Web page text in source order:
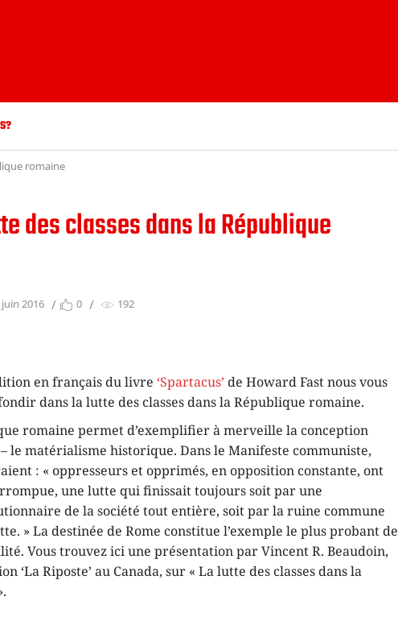
romaine
des classes dans la République
juin 2016 0 192
en français du livre ‘Spartacus’ de Howard Fast nous vous
dans la lutte des classes dans la République romaine.
romaine permet d’exemplifier à merveille la conception
le matérialisme historique. Dans le Manifeste communiste,
: « oppresseurs et opprimés, en opposition constante, ont
une lutte qui finissait toujours soit par une
de la société tout entière, soit par la ruine commune
» La destinée de Rome constitue l’exemple le plus probant de
Vous trouvez ici une présentation par Vincent R. Beaudoin,
‘La Riposte’ au Canada, sur « La lutte des classes dans la